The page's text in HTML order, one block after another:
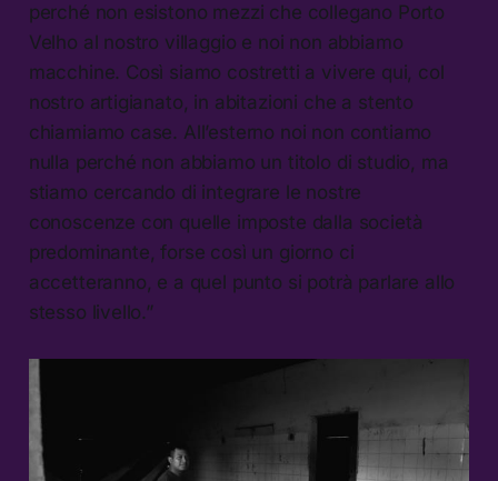
perché non esistono mezzi che collegano Porto
Velho al nostro villaggio e noi non abbiamo
macchine. Così siamo costretti a vivere qui, col
nostro artigianato, in abitazioni che a stento
chiamiamo case. All’esterno noi non contiamo
nulla perché non abbiamo un titolo di studio, ma
stiamo cercando di integrare le nostre
conoscenze con quelle imposte dalla società
predominante, forse così un giorno ci
accetteranno, e a quel punto si potrà parlare allo
stesso livello.”